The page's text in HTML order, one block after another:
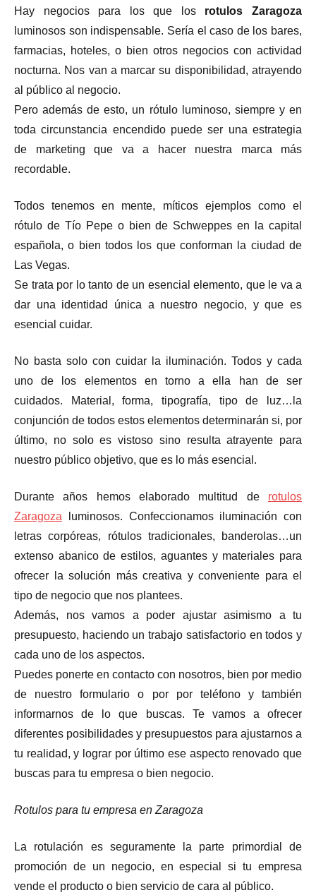
Hay negocios para los que los rotulos Zaragoza
luminosos son indispensable. Sería el caso de los bares,
farmacias, hoteles, o bien otros negocios con actividad
nocturna. Nos van a marcar su disponibilidad, atrayendo
al público al negocio.
Pero además de esto, un rótulo luminoso, siempre y en
toda circunstancia encendido puede ser una estrategia
de marketing que va a hacer nuestra marca más
recordable.
Todos tenemos en mente, míticos ejemplos como el
rótulo de Tío Pepe o bien de Schweppes en la capital
española, o bien todos los que conforman la ciudad de
Las Vegas.
Se trata por lo tanto de un esencial elemento, que le va a
dar una identidad única a nuestro negocio, y que es
esencial cuidar.
No basta solo con cuidar la iluminación. Todos y cada
uno de los elementos en torno a ella han de ser
cuidados. Material, forma, tipografía, tipo de luz…la
conjunción de todos estos elementos determinarán si, por
último, no solo es vistoso sino resulta atrayente para
nuestro público objetivo, que es lo más esencial.
Durante años hemos elaborado multitud de rotulos
Zaragoza luminosos. Confeccionamos iluminación con
letras corpóreas, rótulos tradicionales, banderolas…un
extenso abanico de estilos, aguantes y materiales para
ofrecer la solución más creativa y conveniente para el
tipo de negocio que nos plantees.
Además, nos vamos a poder ajustar asimismo a tu
presupuesto, haciendo un trabajo satisfactorio en todos y
cada uno de los aspectos.
Puedes ponerte en contacto con nosotros, bien por medio
de nuestro formulario o por por teléfono y también
informarnos de lo que buscas. Te vamos a ofrecer
diferentes posibilidades y presupuestos para ajustarnos a
tu realidad, y lograr por último ese aspecto renovado que
buscas para tu empresa o bien negocio.
Rotulos para tu empresa en Zaragoza
La rotulación es seguramente la parte primordial de
promoción de un negocio, en especial si tu empresa
vende el producto o bien servicio de cara al público.